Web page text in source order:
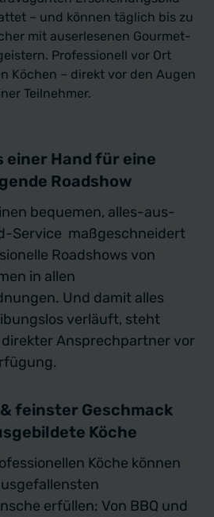
– und können täglich bis zu
mit auserlesenen Gourmet-
Professionell vor Ort
Köchen – direkt vor den Augen
Teilnehmer.
einer Hand für eine
Roadshow
bequemen, alles-aus-
Service maßgeschneidert
Roadshows von
in allen
Und damit alles
verläuft, steht
Ansprechpartner vor
feinster Geschmack
Köche
Köche können
erfüllen: Von BBQ und